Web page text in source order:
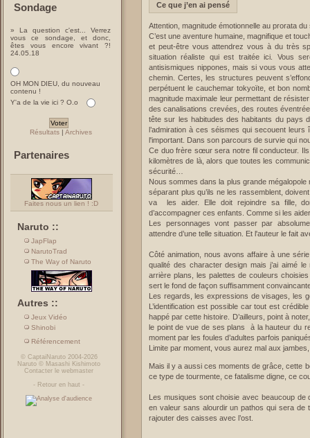
Sondage
» La question c'est... Verrez
vous ce sondage, et donc,
êtes vous encore vivant ?!
24.05.18
OH MON DIEU, du nouveau
contenu !
Y'a de la vie ici ? O.o
Résultats| Archives
Partenaires
Faites nous un lien ! :D
Naruto ::
JapFlap
NarutoTrad
The Way of Naruto
Autres ::
Jeux Vidéo
Shinobi
Référencement
© CaptaiNaruto2004-2026
Naruto © Masashi Kishimoto
Contacter le webmaster
- Retour en haut -
Ce que j’en ai pensé
Attention, magnitude émotionnelle au prorata
C’est une aventure humaine, magnifique et
et peut-être vous attendrez vous à du très
situation réaliste qui est traitée ici. Vous
antisismiques nippones, mais si vous vous
chemin. Certes, les structures peuvent
perpétuent le cauchemar tokyoïte, et bon
magnitude maximale leur permettant de
des canalisations crevées, des routes
tête sur les habitudes des habitants du pays
l’admiration à ces séismes qui secouent leurs
l'important. Dans son parcours de survie qui
Ce duo frère sœur sera notre fil conducteur.
kilomètres de là, alors que toutes les
sécurité…
Nous sommes dans la plus grande
séparant plus qu’ils ne les rassemblent,
va les aider. Elle doit rejoindre sa fille,
d’accompagner ces enfants. Comme si les
Les personnages vont passer par
attendre d’une telle situation. Et l'auteur le fait
Côté animation, nous avons affaire à une
qualité des character design mais j’ai aimé
arrière plans, les palettes de couleurs
sert le fond de façon suffisamment
Les regards, les expressions de visages, les
L’identification est possible car tout est
happé par cette histoire. D’ailleurs, point à
le point de vue de ses plans à la hauteur du
moment par les foules d’adultes parfois
Limite par moment, vous aurez mal aux
Mais il y a aussi ces moments de grâce, cette
ce type de tourmente, ce fatalisme digne, ce
Les musiques sont choisie avec beaucoup
en valeur sans alourdir un pathos qui sera de
rajouter des caisses avec l’ost.